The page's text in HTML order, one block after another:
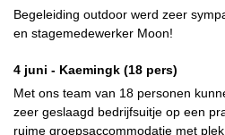
Begeleiding outdoor werd zeer
en stagemedewerker Moon!
4 juni - Kaemingk (18 pers)
Met ons team van 18 personen
zeer geslaagd bedrijfsuitje op een
ruime groepsaccommodatie met